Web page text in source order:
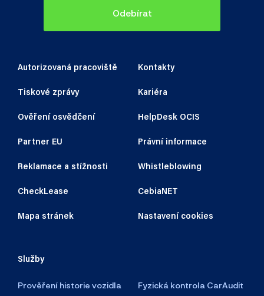
Autorizovaná pracoviště Kontakty
Tiskové zprávy Kariéra
Ověření osvědčení HelpDesk OCIS
Partner EU Právní informace
Reklamace a stížnosti Whistleblowing
CheckLease CebiaNET
Mapa stránek Nastavení cookies
Služby
Prověření historie vozidla Fyzická kontrola CarAudit
Odebírat